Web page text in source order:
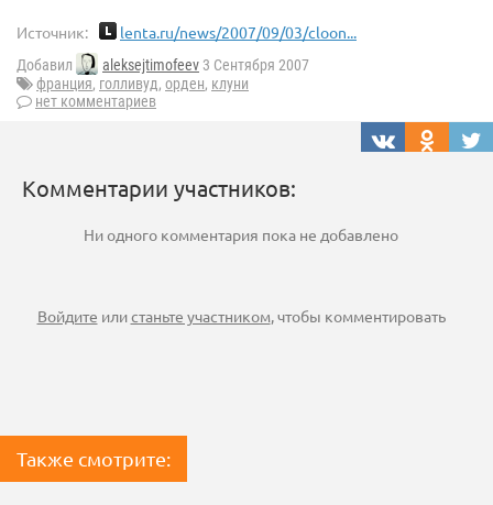
Источник: lenta.ru/news/2007/09/03/cloon...
Добавил aleksejtimofeev 3 Сентября 2007
франция, голливуд, орден, клуни
нет комментариев
Комментарии участников:
Ни одного комментария пока не добавлено
Войдите илистаньте участником, чтобы комментировать
Также смотрите: